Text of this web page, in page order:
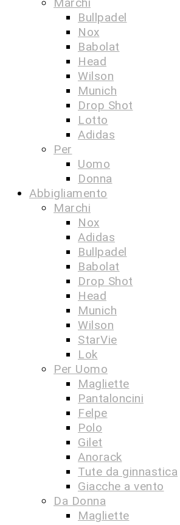
Bullpadel
Nox
Babolat
Head
Wilson
Munich
Drop Shot
Lotto
Adidas
Per
Uomo
Donna
Abbigliamento
Marchi
Nox
Adidas
Bullpadel
Babolat
Drop Shot
Head
Munich
Wilson
StarVie
Lok
Per Uomo
Magliette
Pantaloncini
Felpe
Polo
Gilet
Anorack
Tute da ginnastica
Giacche a vento
Da Donna
Magliette